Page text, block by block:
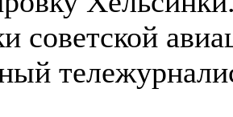
советской